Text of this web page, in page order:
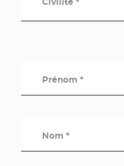
Prénom *
Nom *